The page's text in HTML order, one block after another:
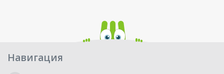
Навигация